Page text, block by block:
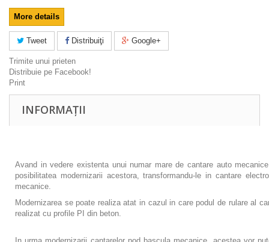
More details
Tweet Distribuiţi Google+
Trimite unui prieten
Distribuie pe Facebook!
Print
INFORMAȚII
Avand in vedere existenta unui numar mare de cantare auto
posibilitatea modernizarii acestora, transformandu-le in cantare
mecanice.
Modernizarea se poate realiza atat in cazul in care podul de rulare al
realizat cu profile PI din beton.